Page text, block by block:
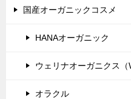
シ
国産オーガニックコスメ
HANAオーガニック
ウェリナオーガニクス（
オラクル